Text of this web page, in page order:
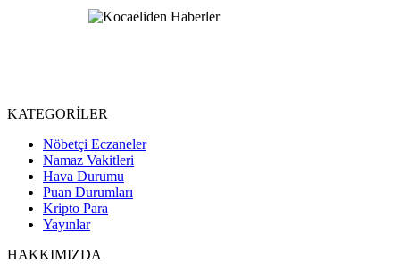
KATEGORİLER
Nöbetçi Eczaneler
Namaz Vakitleri
Hava Durumu
Puan Durumları
Kripto Para
Yayınlar
HAKKIMIZDA